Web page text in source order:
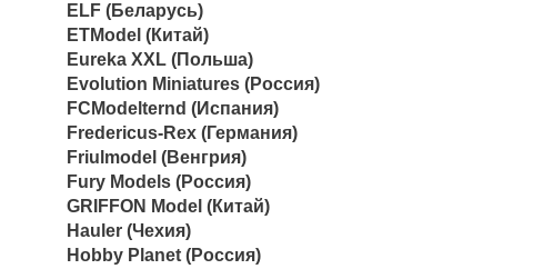
ELF (Беларусь)
ETModel (Китай)
Eureka XXL (Польша)
Evolution Miniatures (Россия)
FCModelternd (Испания)
Fredericus-Rex (Германия)
Friulmodel (Венгрия)
Fury Models (Россия)
GRIFFON Model (Китай)
Hauler (Чехия)
Hobby Planet (Россия)